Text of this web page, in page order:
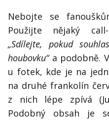
Nebojte se
Použijte nějaký
„Sdílejte, pokud
houbovku“a podobně.
u fotek, kde je na
na druhé frankolín
z nich lépe zpívá
Podobný obsah je